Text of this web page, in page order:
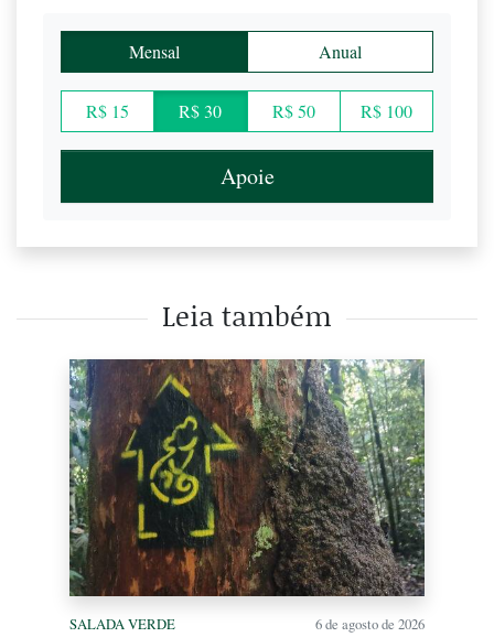
Mensal Anual
R$ 15 R$ 30 R$ 50 R$ 100
Apoie
Leia também
SALADA VERDE 6 de agosto de 2026